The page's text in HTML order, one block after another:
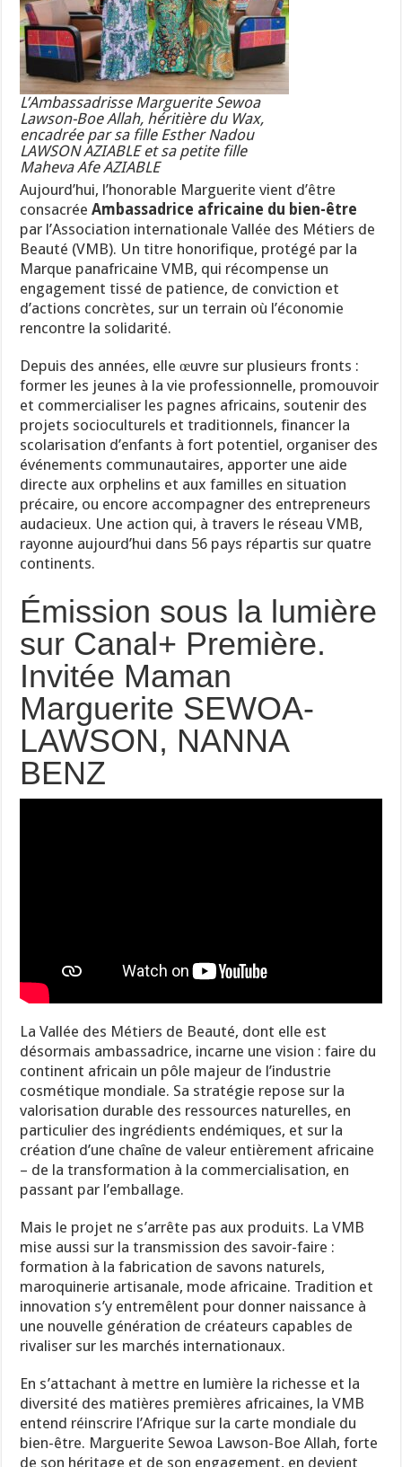
L’Ambassadrisse Marguerite Sewoa
Lawson-Boe Allah, héritière du Wax,
encadrée par sa fille Esther Nadou
LAWSON AZIABLE et sa petite fille
Maheva Afe AZIABLE
Aujourd’hui, l’honorable Marguerite vient d’être
consacréeAmbassadrice africaine du bien-être
par l’Association internationale Vallée des Métiers de
Beauté (VMB). Un titre honorifique, protégé par la
Marque panafricaine VMB, qui récompense un
engagement tissé de patience, de conviction et
d’actions concrètes, sur un terrain où l’économie
rencontre la solidarité.
Depuis des années, elle œuvre sur plusieurs fronts :
former les jeunes à la vie professionnelle, promouvoir
et commercialiser les pagnes africains, soutenir des
projets socioculturels et traditionnels, financer la
scolarisation d’enfants à fort potentiel, organiser des
événements communautaires, apporter une aide
directe aux orphelins et aux familles en situation
précaire, ou encore accompagner des entrepreneurs
audacieux. Une action qui, à travers le réseau VMB,
rayonne aujourd’hui dans 56 pays répartis sur quatre
continents.
Émission sous la lumière
sur Canal+ Première.
Invitée Maman
Marguerite SEWOA-
LAWSON, NANNA
BENZ
La Vallée des Métiers de Beauté, dont elle est
désormais ambassadrice, incarne une vision : faire du
continent africain un pôle majeur de l’industrie
cosmétique mondiale. Sa stratégie repose sur la
valorisation durable des ressources naturelles, en
particulier des ingrédients endémiques, et sur la
création d’une chaîne de valeur entièrement africaine
– de la transformation à la commercialisation, en
passant par l’emballage.
Mais le projet ne s’arrête pas aux produits. La VMB
mise aussi sur la transmission des savoir-faire :
formation à la fabrication de savons naturels,
maroquinerie artisanale, mode africaine. Tradition et
innovation s’y entremêlent pour donner naissance à
une nouvelle génération de créateurs capables de
rivaliser sur les marchés internationaux.
En s’attachant à mettre en lumière la richesse et la
diversité des matières premières africaines, la VMB
entend réinscrire l’Afrique sur la carte mondiale du
bien-être. Marguerite Sewoa Lawson-Boe Allah, forte
de son héritage et de son engagement, en devient